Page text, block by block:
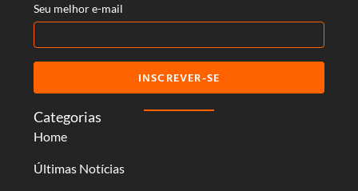
Categorias
Home
Últimas Notícias
Seu melhor e-mail
INSCREVER-SE